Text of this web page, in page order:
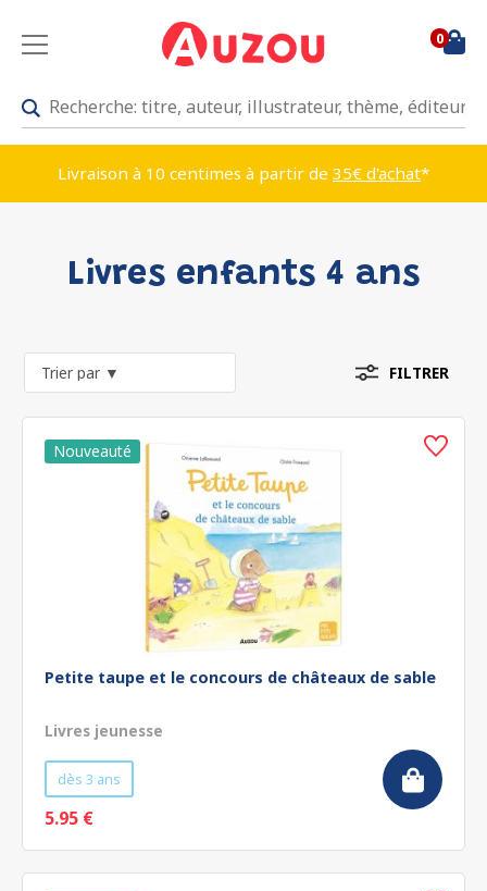
0
Livraison à 10 centimes à partir de 35€ d'achat*
Livres enfants 4 ans
FILTRER
Petite taupe et le concours de châteaux de sable
Livres jeunesse
dès 3 ans
5.95 €